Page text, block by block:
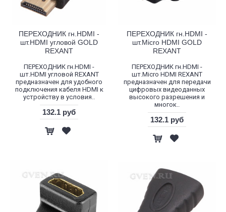
ПЕРЕХОДНИК гн.HDMI -
шт.HDMI угловой GOLD
REXANT
ПЕРЕХОДНИК гн.HDMI -
шт.HDMI угловой REXANT
предназначен для удобного
подключения кабеля HDMI к
устройству в условия..
132.1 руб
ПЕРЕХОДНИК гн.HDMI -
шт.Micro HDMI GOLD
REXANT
ПЕРЕХОДНИК гн.HDMI -
шт.Micro HDMI REXANT
предназначен для передачи
цифровых видеоданных
высокого разрешения и
многок..
132.1 руб